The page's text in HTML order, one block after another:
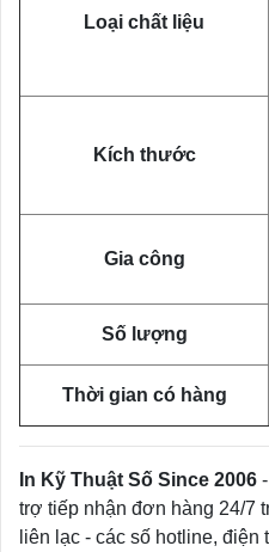
Loại chất liệu
Kích thước
Gia công
Số lượng
Thời gian có hàng
In Kỹ Thuật Số Since 2006 -
trợ tiếp nhận đơn hàng 24/7
liên lạc - các số hotline,